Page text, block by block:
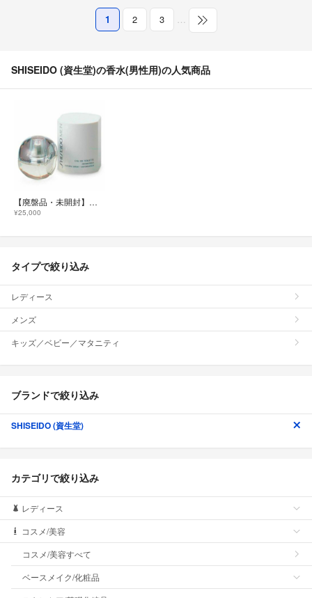
1 2 3 …
SHISEIDO (資生堂)の香水(男性用)の人気商品
【廃盤品・未開封】資生堂メン SHISEIDO MEN オード・トワレ ギフトに
¥25,000
タイプで絞り込み
レディース
メンズ
キッズ／ベビー／マタニティ
ブランドで絞り込み
SHISEIDO (資生堂)
カテゴリで絞り込み
レディース
コスメ/美容
コスメ/美容すべて
ベースメイク/化粧品